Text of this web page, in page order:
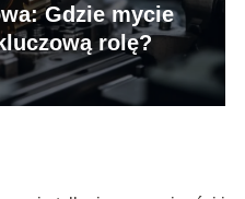
Gdzie mycie
rolę?